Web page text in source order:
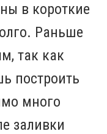
в короткие
Раньше
так как
построить
много
заливки